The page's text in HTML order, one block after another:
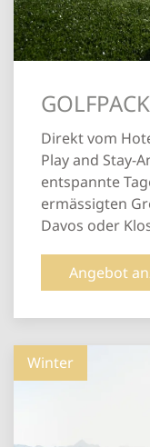
Direkt vom
Play and Stay-
entspannte
ermässigten
Davos oder
Angebot
Winter